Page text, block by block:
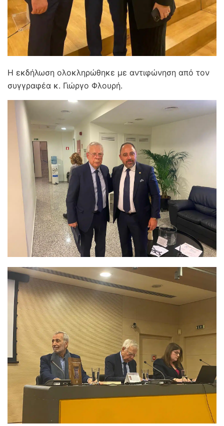
Η εκδήλωση ολοκληρώθηκε με αντιφώνηση από τον
συγγραφέα κ. Γιώργο Φλουρή.